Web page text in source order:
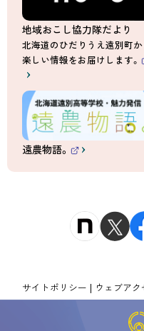
地域おこし協力隊だより
北海道のひだりうえ遠別町か
楽しい情報をお届けします。
遠農物語。
外
ト
）
サイトポリシー ウェブア